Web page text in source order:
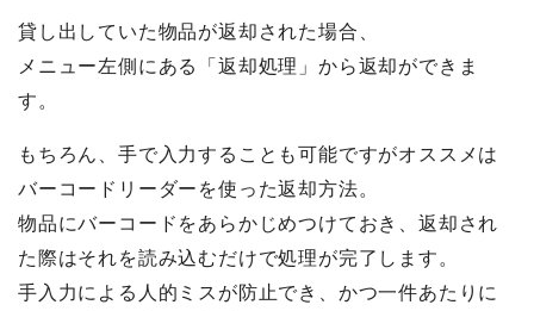
貸し出していた物品が返却された場合、
メニュー左側にある「返却処理」から返却ができま
す。
もちろん、手で入力することも可能ですがオススメは
バーコードリーダーを使った返却方法。
物品にバーコードをあらかじめつけておき、返却され
た際はそれを読み込むだけで処理が完了します。
手入力による人的ミスが防止でき、かつ一件あたりに